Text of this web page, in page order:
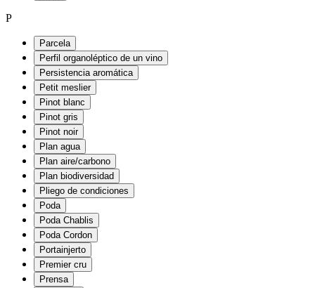
P
Parcela
Perfil organoléptico de un vino
Persistencia aromática
Petit meslier
Pinot blanc
Pinot gris
Pinot noir
Plan agua
Plan aire/carbono
Plan biodiversidad
Pliego de condiciones
Poda
Poda Chablis
Poda Cordon
Portainjerto
Premier cru
Prensa